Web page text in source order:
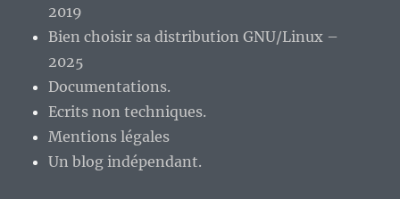
2019
Bien choisir sa distribution GNU/Linux –
2025
Documentations.
Ecrits non techniques.
Mentions légales
Un blog indépendant.